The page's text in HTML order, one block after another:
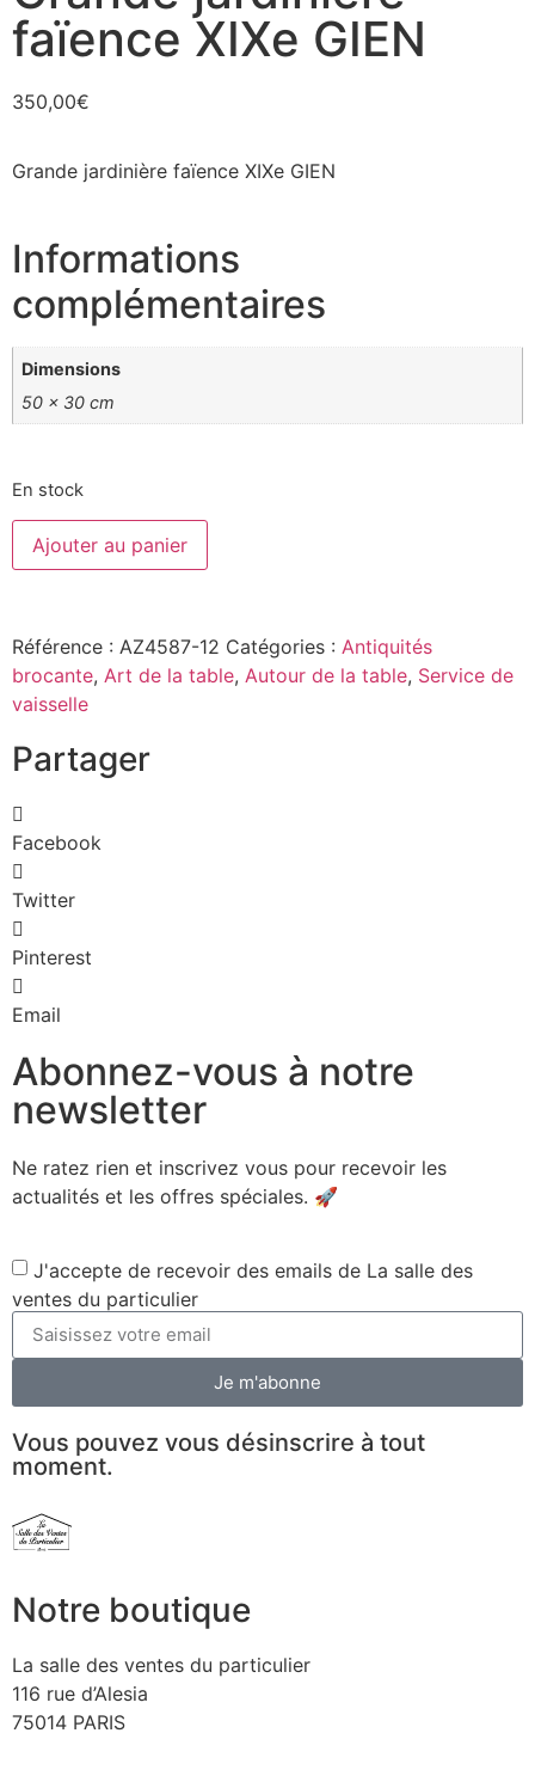
faïence XIXe GIEN
350,00€
Grande jardinière faïence XIXe GIEN
Informations
complémentaires
Dimensions
50 × 30 cm
En stock
Ajouter au panier
Référence : AZ4587-12 Catégories : Antiquités
brocante, Art de la table, Autour de la table, Service de
vaisselle
Partager
Facebook
Twitter
Pinterest
Email
Abonnez-vous à notre
newsletter
Ne ratez rien et inscrivez vous pour recevoir les
actualités et les offres spéciales. 🚀​
J'accepte de recevoir des emails de La salle des
ventes du particulier
Je m'abonne
Vous pouvez vous désinscrire à tout
moment.
Notre boutique
La salle des ventes du particulier
116 rue d’Alesia
75014 PARIS